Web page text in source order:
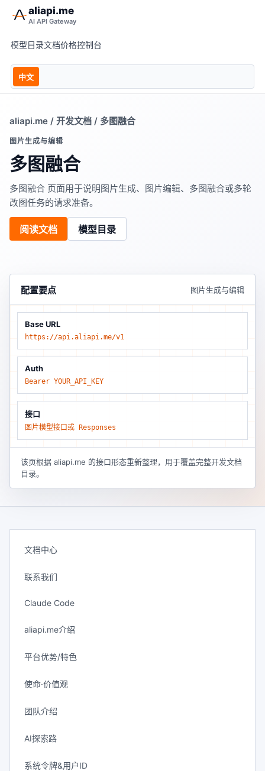
aliapi.me
AI API Gateway
模型目录文档价格控制台
中文
aliapi.me / 开发文档 / 多图融合
图片生成与编辑
多图融合
多图融合 页面用于说明图片生成、图片编辑、多图融合或多轮
改图任务的请求准备。
阅读文档 模型目录
配置要点 图片生成与编辑
Base URL
https://api.aliapi.me/v1
Auth
Bearer YOUR_API_KEY
接口
图片模型接口或 Responses
该页根据 aliapi.me 的接口形态重新整理，用于覆盖完整开发文档
目录。
文档中心
联系我们
Claude Code
aliapi.me介绍
平台优势/特色
使命·价值观
团队介绍
AI探索路
系统令牌&用户ID